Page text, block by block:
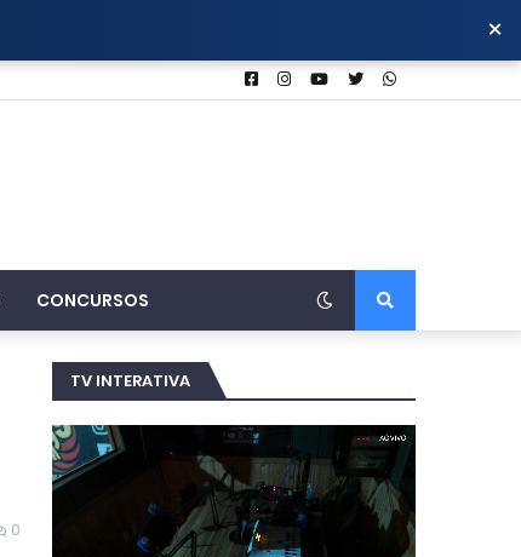
×
CONCURSOS
0
TV INTERATIVA